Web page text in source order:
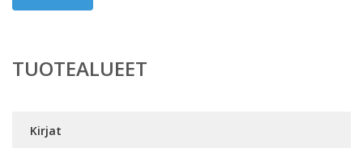
TUOTEALUEET
Kirjat